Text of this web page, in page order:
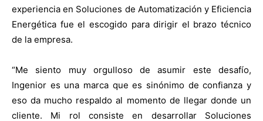
experiencia en Soluciones de Automatización y Eficiencia
Energética fue el escogido para dirigir el brazo técnico
de la empresa.
“Me siento muy orgulloso de asumir este desafío,
Ingenior es una marca que es sinónimo de confianza y
eso da mucho respaldo al momento de llegar donde un
cliente. Mi rol consiste en desarrollar Soluciones